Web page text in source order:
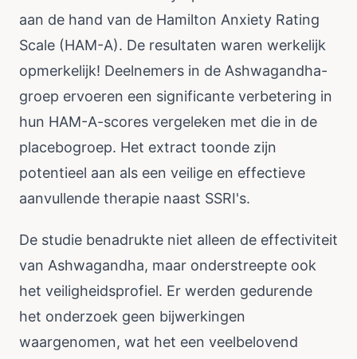
aan de hand van de Hamilton Anxiety Rating
Scale (HAM-A). De resultaten waren werkelijk
opmerkelijk! Deelnemers in de Ashwagandha-
groep ervoeren een significante verbetering in
hun HAM-A-scores vergeleken met die in de
placebogroep. Het extract toonde zijn
potentieel aan als een veilige en effectieve
aanvullende therapie naast SSRI's.
De studie benadrukte niet alleen de effectiviteit
van Ashwagandha, maar onderstreepte ook
het veiligheidsprofiel. Er werden gedurende
het onderzoek geen bijwerkingen
waargenomen, wat het een veelbelovend